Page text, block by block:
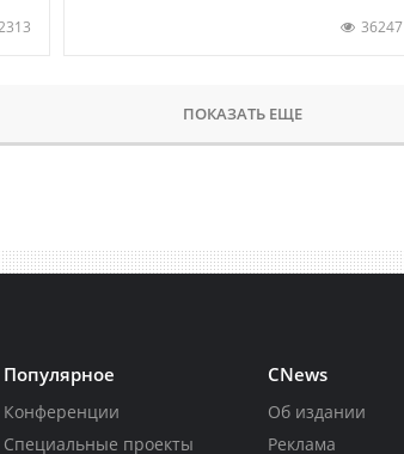
36247
ПОКАЗАТЬ ЕЩЕ
Популярное
Конференции
Специальные проекты
CNews
Об издании
Реклама